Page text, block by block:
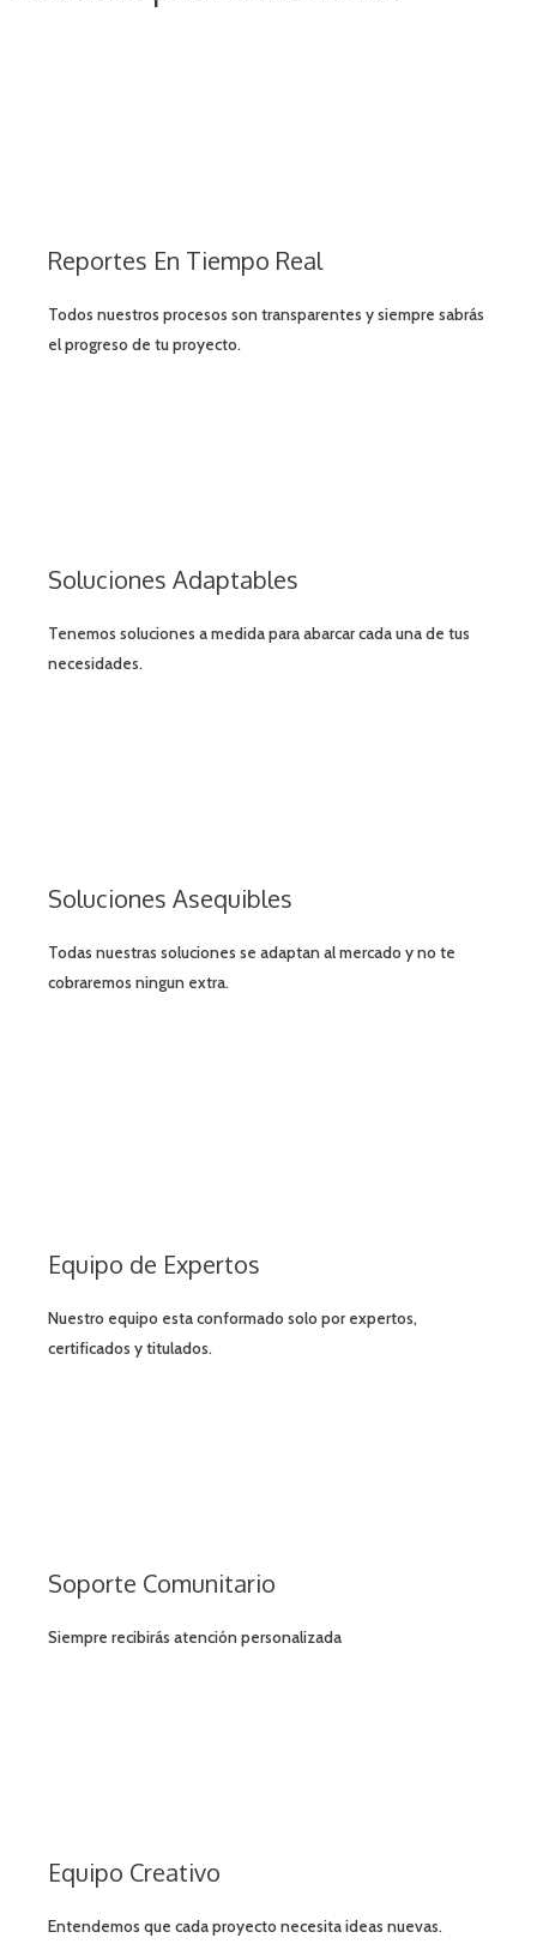
Reportes En Tiempo Real
Todos nuestros procesos son transparentes y siempre sabrás
el progreso de tu proyecto.
Soluciones Adaptables
Tenemos soluciones a medida para abarcar cada una de tus
necesidades.
Soluciones Asequibles
Todas nuestras soluciones se adaptan al mercado y no te
cobraremos ningun extra.
Equipo de Expertos
Nuestro equipo esta conformado solo por expertos,
certificados y titulados.
Soporte Comunitario
Siempre recibirás atención personalizada
Equipo Creativo
Entendemos que cada proyecto necesita ideas nuevas.